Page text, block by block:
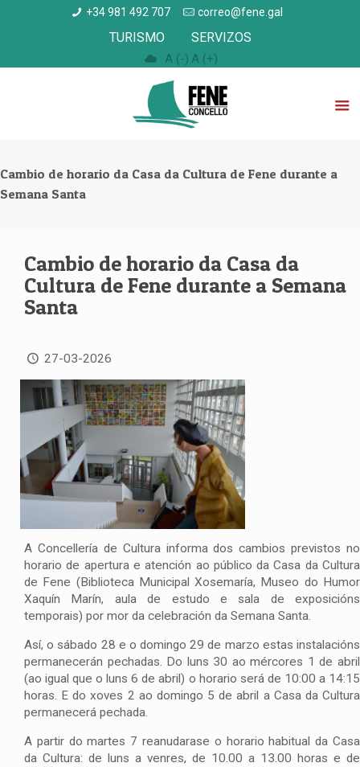
+34 981 492 707 correo@fene.gal
TURISMO SERVIZOS
A (-) A (+)
Cambio de horario da Casa da Cultura de Fene durante a
Semana Santa
Cambio de horario da Casa da
Cultura de Fene durante a Semana
Santa
27-03-2026
A Concellería de Cultura informa dos cambios previstos no
horario de apertura e atención ao público da Casa da Cultura
de Fene (Biblioteca Municipal Xosemaría, Museo do Humor
Xaquín Marín, aula de estudo e sala de exposicións
temporais) por mor da celebración da Semana Santa.
Así, o sábado 28 e o domingo 29 de marzo estas instalacións
permanecerán pechadas. Do luns 30 ao mércores 1 de abril
(ao igual que o luns 6 de abril) o horario será de 10:00 a 14:15
horas. E do xoves 2 ao domingo 5 de abril a Casa da Cultura
permanecerá pechada.
A partir do martes 7 reanudarase o horario habitual da Casa
da Cultura: de luns a venres, de 10.00 a 13.00 horas e de